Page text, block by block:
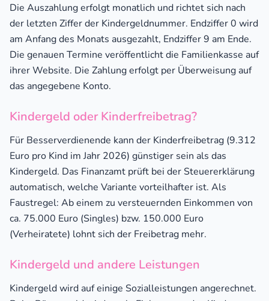
Die Auszahlung erfolgt monatlich und richtet sich nach
der letzten Ziffer der Kindergeldnummer. Endziffer 0 wird
am Anfang des Monats ausgezahlt, Endziffer 9 am Ende.
Die genauen Termine veröffentlicht die Familienkasse auf
ihrer Website. Die Zahlung erfolgt per Überweisung auf
das angegebene Konto.
Kindergeld oder Kinderfreibetrag?
Für Besserverdienende kann der Kinderfreibetrag (9.312
Euro pro Kind im Jahr 2026) günstiger sein als das
Kindergeld. Das Finanzamt prüft bei der Steuererklärung
automatisch, welche Variante vorteilhafter ist. Als
Faustregel: Ab einem zu versteuernden Einkommen von
ca. 75.000 Euro (Singles) bzw. 150.000 Euro
(Verheiratete) lohnt sich der Freibetrag mehr.
Kindergeld und andere Leistungen
Kindergeld wird auf einige Sozialleistungen angerechnet.